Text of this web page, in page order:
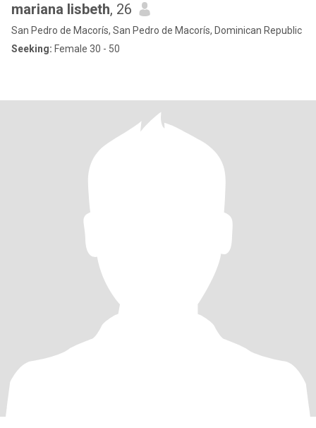
mariana lisbeth, 26
San Pedro de Macorís, San Pedro de Macorís, Dominican Republic
Seeking: Female 30 - 50